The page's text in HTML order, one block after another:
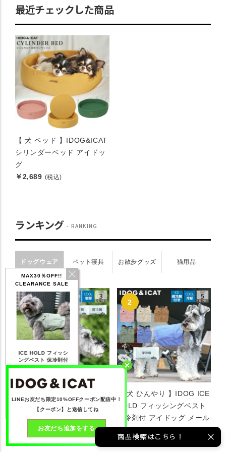
MAX30％OFF!!
CLEARANCE SALE
ッククーラー 保冷剤
付
円(税込み)
詳しく見る
テックタンク 遮熱
UVカット
【20％OFF】2,200
円(税込み)
詳しく見る
リフレッシングバンダ
ナ
【20％OFF】1,144
円(税込み)
詳しく見る
ひん
最近チェックした商品
【 犬 ベッド 】IDOG&ICAT
シリンダーベッド アイドッ
グ
￥2,689 (税込)
ランキング RANKING
ドッグウェア ペット寝具 お散歩グッズ 猫用品
ICE HOLD ネッククーラー
保冷剤付 アイドッグ メール
￥1,760 (税込)
【 犬 ひんやり 】IDOG ICE
HOLD フィッシングベスト
保冷剤付 アイドッグ メール
￥3,168
LINEお友だち限定10%OFFクーポン配信中！
【クーポン】と送信してね
お友だち追加をする
商品検索はこちら！